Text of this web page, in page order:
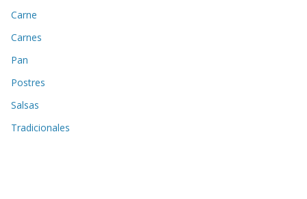
Carne
Carnes
Pan
Postres
Salsas
Tradicionales